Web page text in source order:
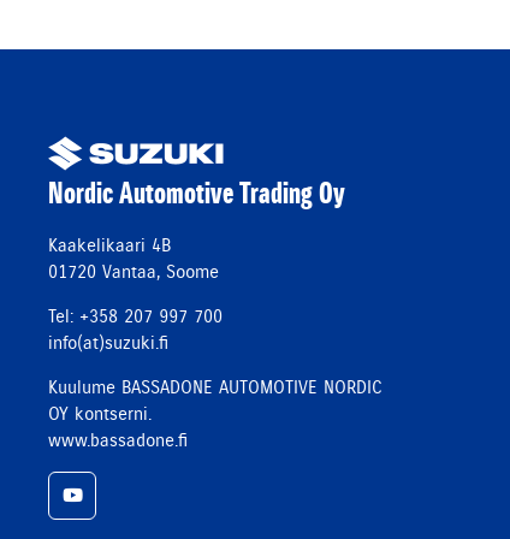
Nordic Automotive Trading Oy
Kaakelikaari 4B
01720 Vantaa, Soome
Tel: +358 207 997 700
info(at)suzuki.fi
Kuulume BASSADONE AUTOMOTIVE NORDIC
OY kontserni.
www.bassadone.fi
YouTube